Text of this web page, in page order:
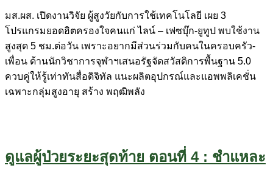
มส.ผส. เปิดงานวิจัย ผู้สูงวัยกับการใช้เทคโนโลยี เผย 3
โปรแกรมยอดฮิตครองใจคนแก่ ไลน์ – เฟซบุ๊ก-ยูทูป พบใช้งาน
สูงสุด 5 ชม.ต่อวัน เพราะอยากมีส่วนร่วมกับคนในครอบครัว-
เพื่อน ด้านนักวิชาการจุฬาฯเสนอรัฐจัดสวัสดิการพื้นฐาน 5.0
ควบคู่ให้รู้เท่าทันสื่อดิจิทัล แนะผลิตอุปกรณ์และแอพพลิเคชั่น
เฉพาะกลุ่มสูงอายุ สร้าง พฤฒิพลัง
ดูแลผู้ป่วยระยะสุดท้าย ตอนที่ 4 : ชำแหละ